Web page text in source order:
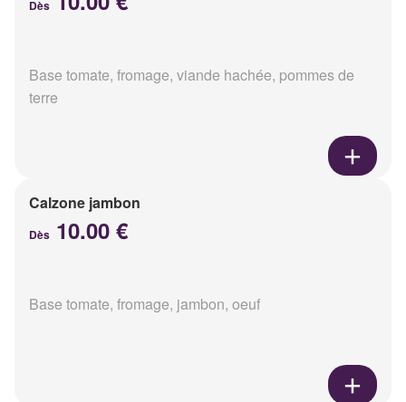
Dès
Base tomate, fromage, viande hachée, pommes de
terre
Calzone jambon
Dès 10.00 €
Base tomate, fromage, jambon, oeuf